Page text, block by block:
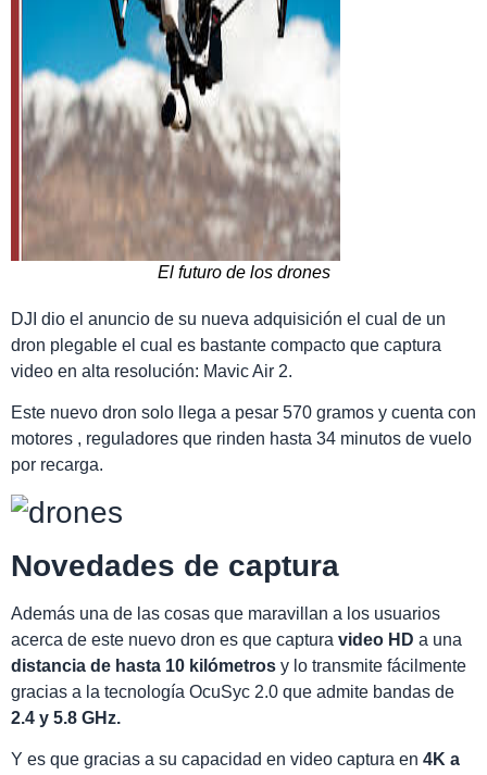
El futuro de los drones
DJI dio el anuncio de su nueva adquisición el cual de un
dron plegable el cual es bastante compacto que captura
video en alta resolución: Mavic Air 2.
Este nuevo dron solo llega a pesar 570 gramos y cuenta con
motores , reguladores que rinden hasta 34 minutos de vuelo
por recarga.
Novedades de captura
Además una de las cosas que maravillan a los usuarios
acerca de este nuevo dron es que captura video HD a una
distancia de hasta 10 kilómetros y lo transmite fácilmente
gracias a la tecnología OcuSyc 2.0 que admite bandas de
2.4 y 5.8 GHz.
Y es que gracias a su capacidad en video captura en 4K a